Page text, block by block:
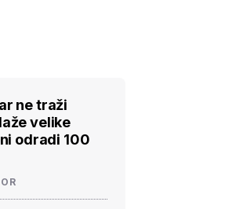
ne traži
velike
odradi 100